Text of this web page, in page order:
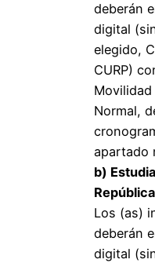
deberán
digital
elegido,
CURP)
Movilidad
Normal,
apartado
b)
República
Los (as)
deberán
digital